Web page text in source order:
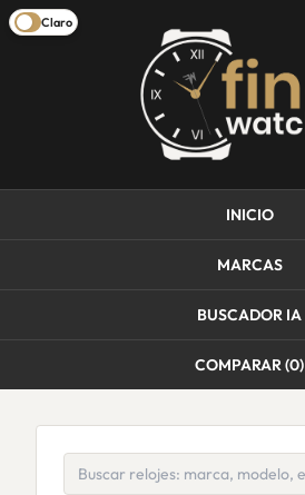
Claro
INICIO
MARCAS
BUSCADOR IA
COMPARAR (0)